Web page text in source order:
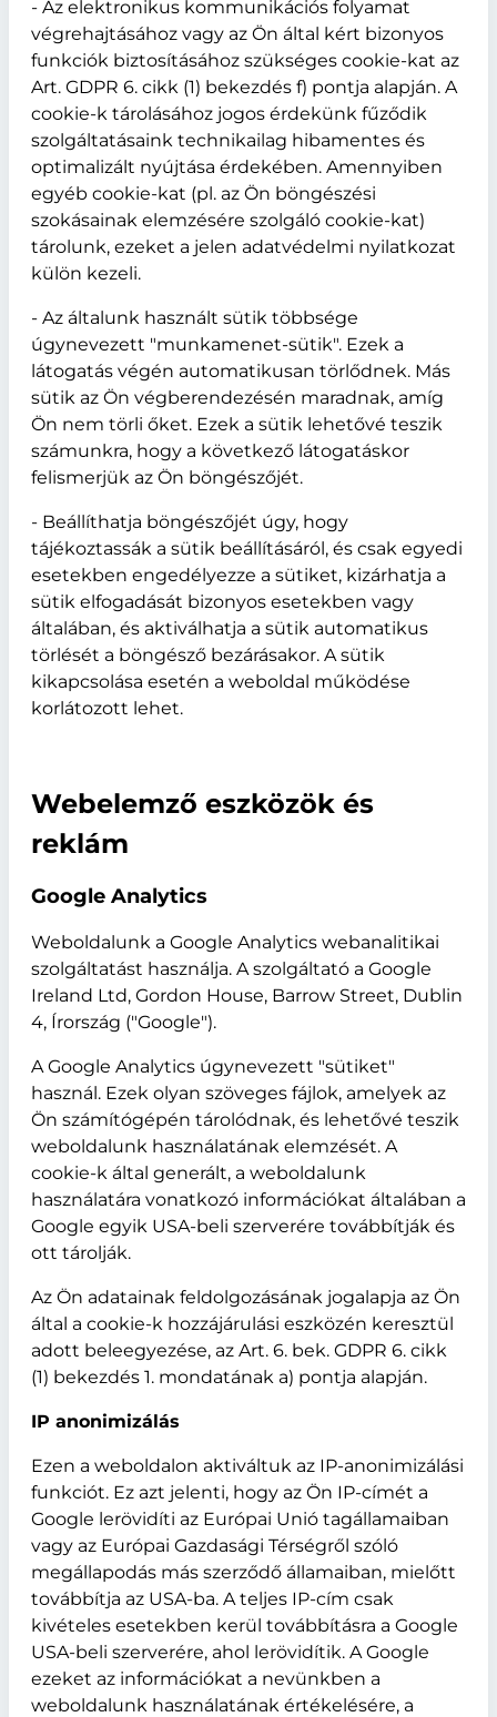
- Az elektronikus kommunikációs folyamat
végrehajtásához vagy az Ön által kért bizonyos
funkciók biztosításához szükséges cookie-kat az
Art. GDPR 6. cikk (1) bekezdés f) pontja alapján. A
cookie-k tárolásához jogos érdekünk fűződik
szolgáltatásaink technikailag hibamentes és
optimalizált nyújtása érdekében. Amennyiben
egyéb cookie-kat (pl. az Ön böngészési
szokásainak elemzésére szolgáló cookie-kat)
tárolunk, ezeket a jelen adatvédelmi nyilatkozat
külön kezeli.
- Az általunk használt sütik többsége
úgynevezett "munkamenet-sütik". Ezek a
látogatás végén automatikusan törlődnek. Más
sütik az Ön végberendezésén maradnak, amíg
Ön nem törli őket. Ezek a sütik lehetővé teszik
számunkra, hogy a következő látogatáskor
felismerjük az Ön böngészőjét.
- Beállíthatja böngészőjét úgy, hogy
tájékoztassák a sütik beállításáról, és csak egyedi
esetekben engedélyezze a sütiket, kizárhatja a
sütik elfogadását bizonyos esetekben vagy
általában, és aktiválhatja a sütik automatikus
törlését a böngésző bezárásakor. A sütik
kikapcsolása esetén a weboldal működése
korlátozott lehet.
Webelemző eszközök és
reklám
Google Analytics
Weboldalunk a Google Analytics webanalitikai
szolgáltatást használja. A szolgáltató a Google
Ireland Ltd, Gordon House, Barrow Street, Dublin
4, Írország ("Google").
A Google Analytics úgynevezett "sütiket"
használ. Ezek olyan szöveges fájlok, amelyek az
Ön számítógépén tárolódnak, és lehetővé teszik
weboldalunk használatának elemzését. A
cookie-k által generált, a weboldalunk
használatára vonatkozó információkat általában a
Google egyik USA-beli szerverére továbbítják és
ott tárolják.
Az Ön adatainak feldolgozásának jogalapja az Ön
által a cookie-k hozzájárulási eszközén keresztül
adott beleegyezése, az Art. 6. bek. GDPR 6. cikk
(1) bekezdés 1. mondatának a) pontja alapján.
IP anonimizálás
Ezen a weboldalon aktiváltuk az IP-anonimizálási
funkciót. Ez azt jelenti, hogy az Ön IP-címét a
Google lerövidíti az Európai Unió tagállamaiban
vagy az Európai Gazdasági Térségről szóló
megállapodás más szerződő államaiban, mielőtt
továbbítja az USA-ba. A teljes IP-cím csak
kivételes esetekben kerül továbbításra a Google
USA-beli szerverére, ahol lerövidítik. A Google
ezeket az információkat a nevünkben a
weboldalunk használatának értékelésére, a